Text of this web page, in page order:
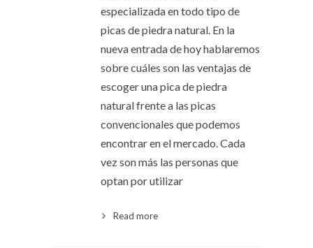
especializada en todo tipo de
picas de piedra natural. En la
nueva entrada de hoy hablaremos
sobre cuáles son las ventajas de
escoger una pica de piedra
natural frente a las picas
convencionales que podemos
encontrar en el mercado. Cada
vez son más las personas que
optan por utilizar
Read more